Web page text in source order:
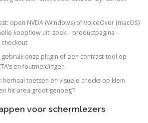
open NVDA (Windows) of VoiceOver (macOS)
koopflow uit: zoek – productpagina –
gebruik onze plugin of een contrast-tool op
en foutmeldingen.
herhaal toetsen en visuele checks op klein
hit-area groot genoeg?
voor schermlezers